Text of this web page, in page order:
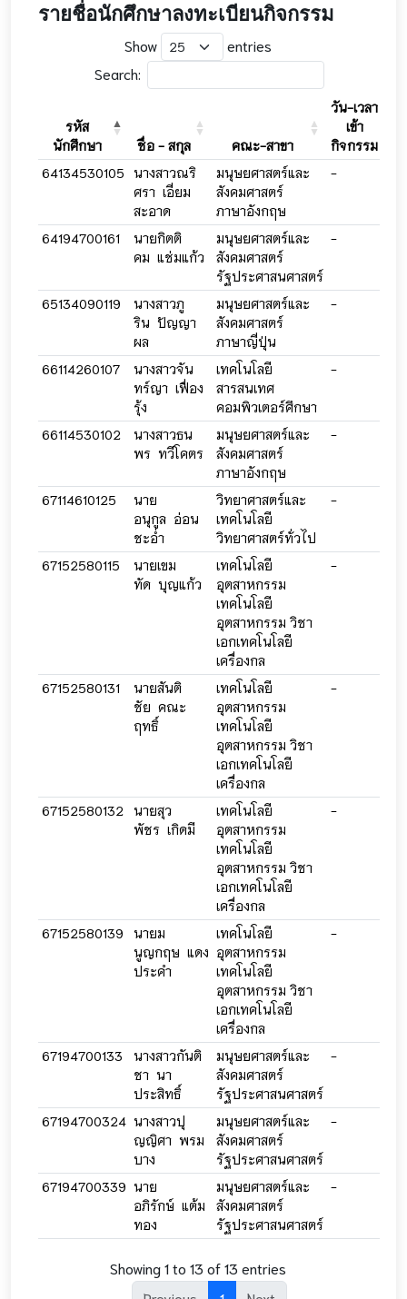
รายชื่อนักศึกษาลงทะเบียนกิจกรรม
Show
entries
Search:
รหัส
นักศึกษา
ชื่อ - สกุล คณะ-สาขา
วัน-เวลา
เข้า
กิจกรรม
64134530105
นางสาวณริ
ศรา เอี่ยม
สะอาด
มนุษยศาสตร์และ
สังคมศาสตร์
ภาษาอังกฤษ
-
64194700161
นายกิตติ
คม แช่มแก้ว
มนุษยศาสตร์และ
สังคมศาสตร์
รัฐประศาสนศาสตร์
-
65134090119
นางสาวภู
ริน ปัญญา
ผล
มนุษยศาสตร์และ
สังคมศาสตร์
ภาษาญี่ปุ่น
-
66114260107
นางสาวจัน
ทร์ญา เฟื่อง
รุ้ง
เทคโนโลยี
สารสนเทศ
คอมพิวเตอร์ศึกษา
-
66114530102
นางสาวธน
พร ทวีโคตร
มนุษยศาสตร์และ
สังคมศาสตร์
ภาษาอังกฤษ
-
67114610125
นาย
อนุกูล อ่อน
ชะอ่ำ
วิทยาศาสตร์และ
เทคโนโลยี
วิทยาศาสตร์ทั่วไป
-
67152580115
นายเขม
ทัด บุญแก้ว
เทคโนโลยี
อุตสาหกรรม
เทคโนโลยี
อุตสาหกรรม วิชา
เอกเทคโนโลยี
เครื่องกล
-
67152580131
นายสันติ
ชัย คณะ
ฤทธิ์
เทคโนโลยี
อุตสาหกรรม
เทคโนโลยี
อุตสาหกรรม วิชา
เอกเทคโนโลยี
เครื่องกล
-
67152580132
นายสุว
พัชร เกิดมี
เทคโนโลยี
อุตสาหกรรม
เทคโนโลยี
อุตสาหกรรม วิชา
เอกเทคโนโลยี
เครื่องกล
-
67152580139
นายม
นูญกฤษ แดง
ประคำ
เทคโนโลยี
อุตสาหกรรม
เทคโนโลยี
อุตสาหกรรม วิชา
เอกเทคโนโลยี
เครื่องกล
-
67194700133
นางสาวกันติ
ชา นา
ประสิทธิ์
มนุษยศาสตร์และ
สังคมศาสตร์
รัฐประศาสนศาสตร์
-
67194700324 นางสาวปุ
ญญิศา พรม
บาง
มนุษยศาสตร์และ
สังคมศาสตร์
รัฐประศาสนศาสตร์
-
67194700339 นาย
อภิรักษ์ แต้ม
ทอง
มนุษยศาสตร์และ
สังคมศาสตร์
รัฐประศาสนศาสตร์
-
Showing 1 to 13 of 13 entries